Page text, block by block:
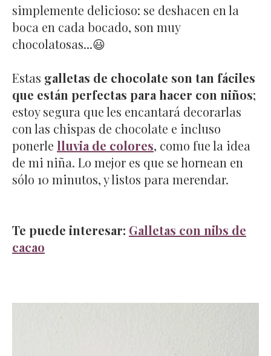
simplemente delicioso: se deshacen en la
boca en cada bocado, son muy
chocolatosas...😃
Estas galletas de chocolate son tan fáciles
que están perfectas para hacer con niños;
estoy segura que les encantará decorarlas
con las chispas de chocolate e incluso
ponerle lluvia de colores, como fue la idea
de mi niña. Lo mejor es que se hornean en
sólo 10 minutos, y listos para merendar.
Te puede interesar: Galletas con nibs de
cacao